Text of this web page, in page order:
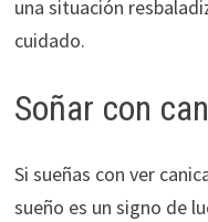
una situación
cuidado.
Soñar con
Si sueñas con ver
sueño es un signo de